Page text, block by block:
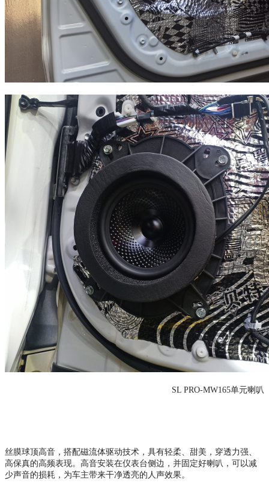
SL PRO-MW165单元喇叭
丝膜球顶高音，搭配磁流体驱动技术，具有轻柔、甜美，穿透力强、
高保真的高频表现。 高音安装在仪表台侧边，并固定好喇叭，可以减
少声音的损耗，为车主带来干净透亮的人声效果。